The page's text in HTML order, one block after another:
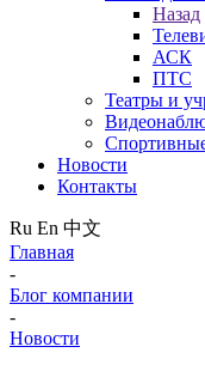
Назад
АСК
ПТС
Театры и
Новости
Контакты
Ru En 中文
Главная
-
Блог компании
-
Новости